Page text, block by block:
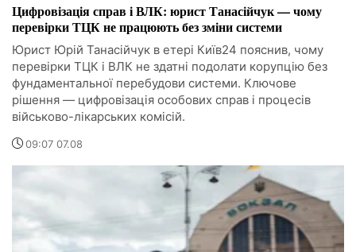
Цифровізація справ і ВЛК: юрист Танасійчук — чому
перевірки ТЦК не працюють без зміни системи
Юрист Юрій Танасійчук в етері Київ24 пояснив, чому
перевірки ТЦК і ВЛК не здатні подолати корупцію без
фундаментальної перебудови системи. Ключове
рішення — цифровізація особових справ і процесів
військово-лікарських комісій.
09:07 07.08